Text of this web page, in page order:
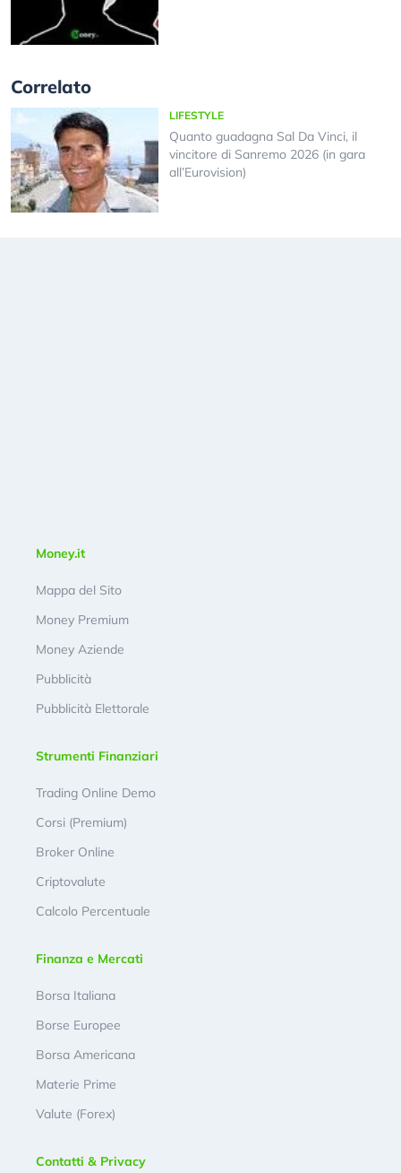
Correlato
LIFESTYLE
Quanto guadagna Sal Da Vinci, il
vincitore di Sanremo 2026 (in gara
all’Eurovision)
Money.it
Mappa del Sito
Money Premium
Money Aziende
Pubblicità
Pubblicità Elettorale
Strumenti Finanziari
Trading Online Demo
Corsi (Premium)
Broker Online
Criptovalute
Calcolo Percentuale
Finanza e Mercati
Borsa Italiana
Borse Europee
Borsa Americana
Materie Prime
Valute (Forex)
Contatti & Privacy